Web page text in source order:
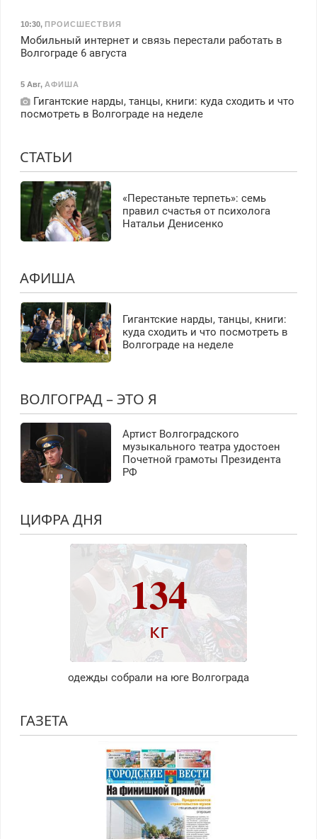
10:30, ПРОИСШЕСТВИЯ
Мобильный интернет и связь перестали работать в
Волгограде 6 августа
5 Авг, АФИША
Гигантские нарды, танцы, книги: куда сходить и что
посмотреть в Волгограде на неделе
СТАТЬИ
«Перестаньте терпеть»: семь
правил счастья от психолога
Натальи Денисенко
АФИША
Гигантские нарды, танцы, книги:
куда сходить и что посмотреть в
Волгограде на неделе
ВОЛГОГРАД – ЭТО Я
Артист Волгоградского
музыкального театра удостоен
Почетной грамоты Президента
РФ
ЦИФРА ДНЯ
134
кг
одежды собрали на юге Волгограда
ГАЗЕТА